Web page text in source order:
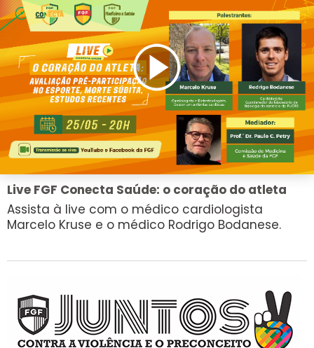
Live FGF Conecta Saúde: o coração do atleta
Assista à live com o médico cardiologista
Marcelo Kruse e o médico Rodrigo Bodanese.